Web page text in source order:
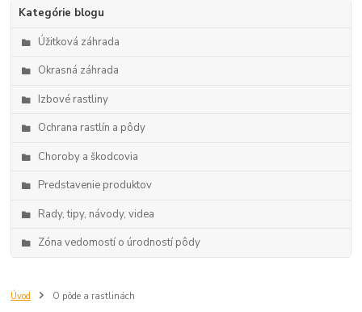
Kategórie blogu
Úžitková záhrada
Okrasná záhrada
Izbové rastliny
Ochrana rastlín a pôdy
Choroby a škodcovia
Predstavenie produktov
Rady, tipy, návody, videa
Zóna vedomostí o úrodností pôdy
Úvod O pôde a rastlinách